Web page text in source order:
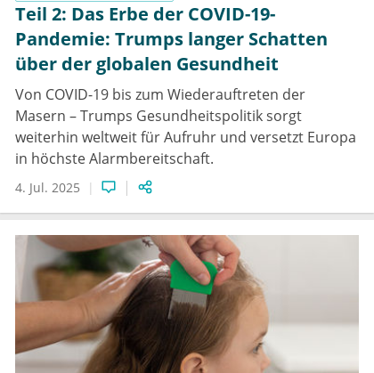
Teil 2: Das Erbe der COVID-19-
Pandemie: Trumps langer Schatten
über der globalen Gesundheit
Von COVID-19 bis zum Wiederauftreten der
Masern – Trumps Gesundheitspolitik sorgt
weiterhin weltweit für Aufruhr und versetzt Europa
in höchste Alarmbereitschaft.
4. Jul. 2025